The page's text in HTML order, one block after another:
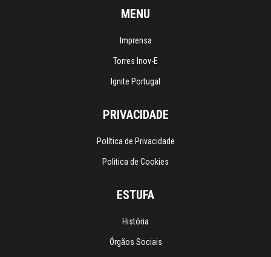
MENU
Imprensa
Torres Inov-E
Ignite Portugal
PRIVACIDADE
Política de Privacidade
Politica de Cookies
ESTUFA
História
Órgãos Sociais